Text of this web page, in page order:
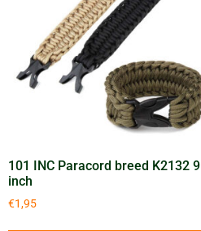
101 INC Paracord breed K2132 9
inch
€1,95